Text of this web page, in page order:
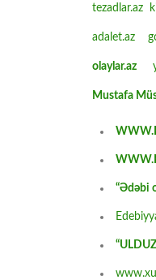
tezadlar.az
adalet.az
olaylar.az
Mustafa
“Ədəbi